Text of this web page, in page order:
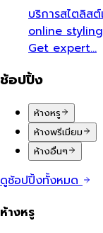
บริการสไตลิส
online
Get expert…
ช้อปปิ้ง
ห้างหรู
ห้างพรีเมียม
ห้างอื่นๆ
ดูช้อปปิ้งทั้งหมด
ห้างหรู